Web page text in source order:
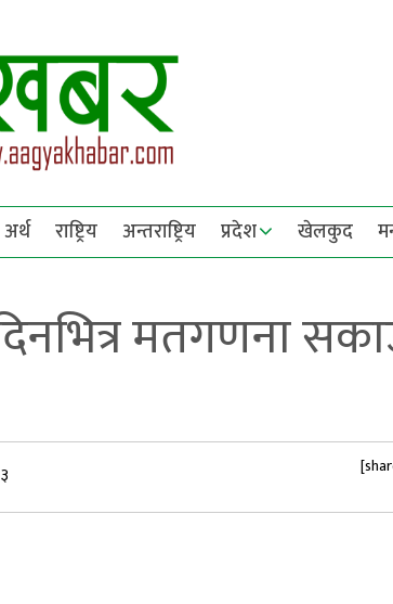
अर्थ राष्ट्रिय अन्तराष्ट्रिय प्रदेश खेलकुद
मतगणना